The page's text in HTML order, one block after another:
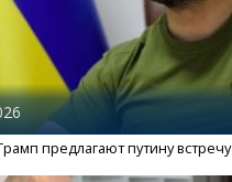
предлагают путину встречу